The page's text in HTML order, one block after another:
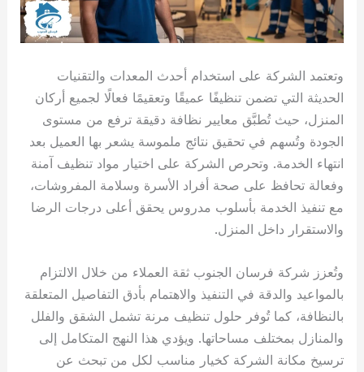
وتعتمد الشركة على استخدام أحدث المعدات والتقنيات
الحديثة التي تضمن تنظيفًا عميقًا وتعقيمًا فعالًا لجميع أركان
المنزل، حيث تُطبَّق معايير نظافة دقيقة ترفع من مستوى
الجودة وتُسهم في تحقيق نتائج ملموسة يشعر بها العميل بعد
انتهاء الخدمة. وتحرص الشركة على اختيار مواد تنظيف آمنة
وفعالة تحافظ على صحة أفراد الأسرة وسلامة المفروشات،
مع تنفيذ الخدمة بأسلوب مدروس يحقق أعلى درجات الرضا
والاستقرار داخل المنزل.
وتُعزز شركة فرسان الجنوب ثقة العملاء من خلال الالتزام
بالمواعيد والدقة في التنفيذ والاهتمام بأدق التفاصيل المتعلقة
بالنظافة، كما تُوفر حلول تنظيف مرنة تشمل الشقق والفلل
والمنازل بمختلف مساحاتها. ويؤدي هذا النهج المتكامل إلى
ترسيخ مكانة الشركة كخيار مناسب لكل من تبحث عن